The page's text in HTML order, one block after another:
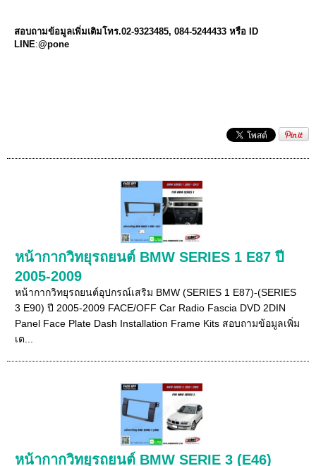
สอบถามข้อมูลเพิ่มเติมโทร.02-9323485, 084-5244433 หรือ ID
LINE:@pone
หน้ากากวิทยุรถยนต์ BMW SERIES 1 E87 ปี
2005-2009
หน้ากากวิทยุรถยนต์อุปกรณ์เสริม BMW (SERIES 1 E87)-(SERIES
3 E90) ปี 2005-2009 FACE/OFF Car Radio Fascia DVD 2DIN
Panel Face Plate Dash Installation Frame Kits สอบถามข้อมูลเพิ่ม
เต...
หน้ากากวิทยุรถยนต์ BMW SERIE 3 (E46)